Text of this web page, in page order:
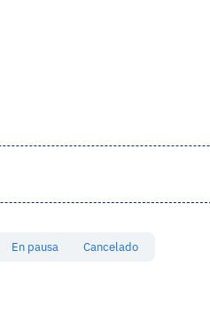
En pausa Cancelado